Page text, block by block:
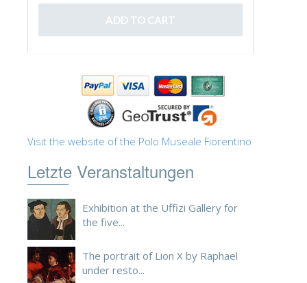
Visit the website of the Polo Museale Fiorentino
Letzte Veranstaltungen
Exhibition at the Uffizi Gallery for
the five...
The portrait of Lion X by Raphael
under resto...